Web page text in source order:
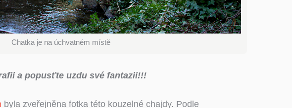
Chatka je na úchvatném místě
a popusťte uzdu své fantazii!!!
byla zveřejněna fotka této kouzelné chajdy. Podle